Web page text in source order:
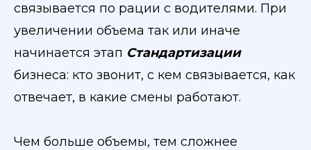
связывается по рации с водителями. При
увеличении объема так или иначе
начинается этап Стандартизации
бизнеса: кто звонит, с кем связывается, как
отвечает, в какие смены работают.
Чем больше объемы, тем сложнее